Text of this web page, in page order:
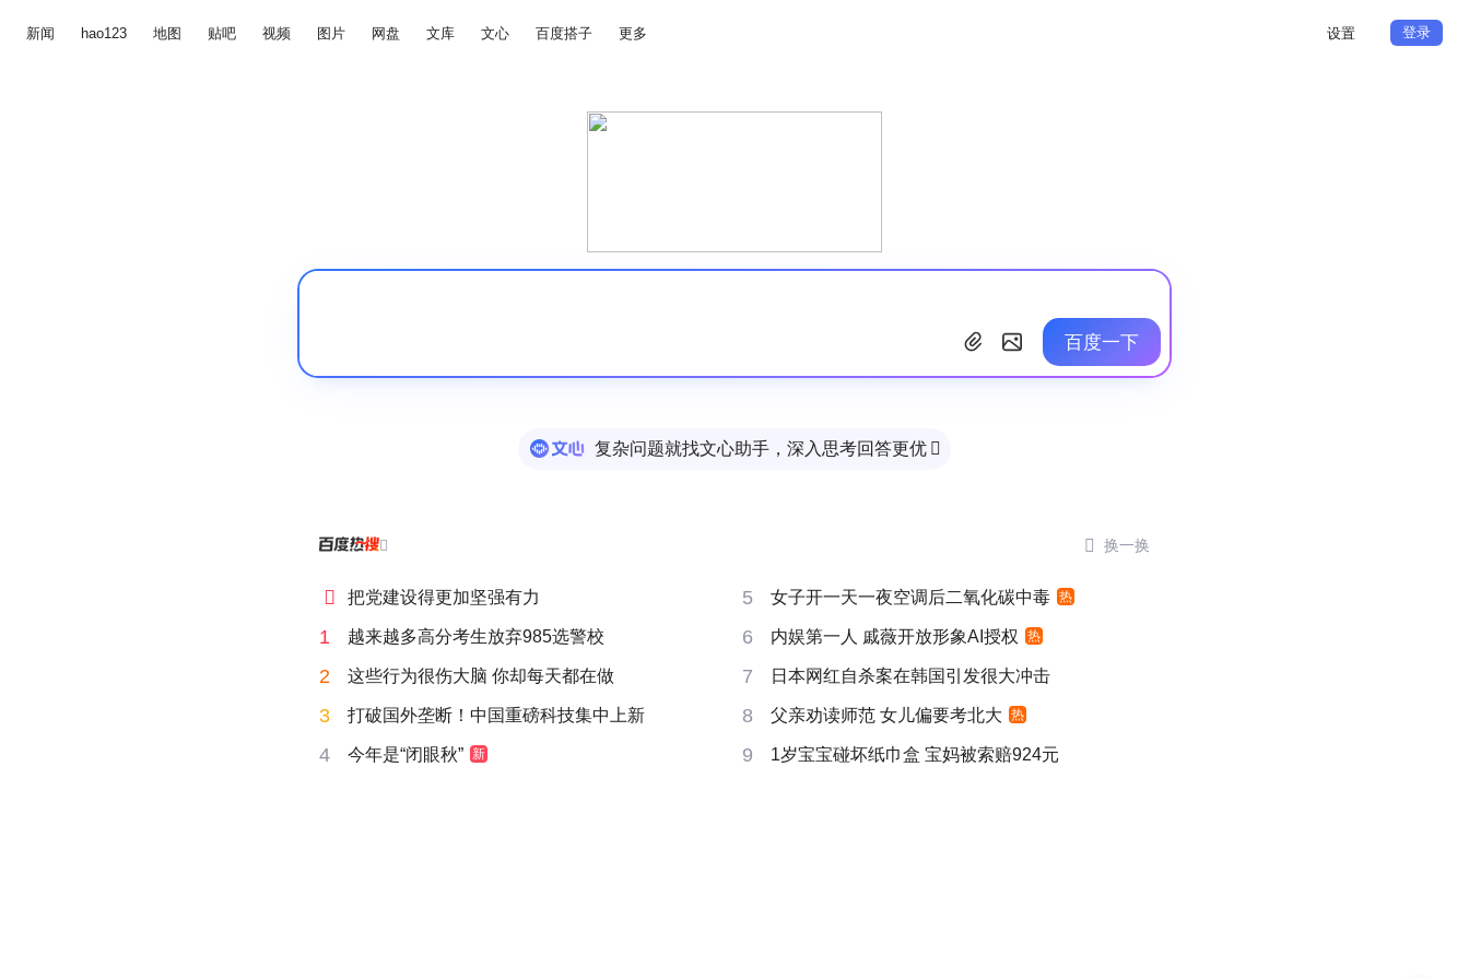
新闻 hao123 地图 贴吧 视频 图片 网盘 文库 文心 百度搭子 更多 设置 登录
百度一下
复杂问题就找文心助手，深入思考回答更优 
  换一换
 把党建设得更加坚强有力 5 女子开一天一夜空调后二氧化碳中毒 热
1 越来越多高分考生放弃985选警校 6 内娱第一人 戚薇开放形象AI授权 热
2 这些行为很伤大脑 你却每天都在做 7 日本网红自杀案在韩国引发很大冲击
3 打破国外垄断！中国重磅科技集中上新 8 父亲劝读师范 女儿偏要考北大 热
4 今年是“闭眼秋” 新 9 1岁宝宝碰坏纸巾盒 宝妈被索赔924元